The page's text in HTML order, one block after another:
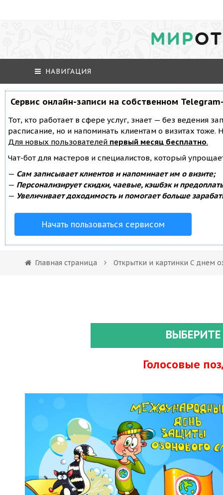
МИР
НАВИГАЦИЯ
Сервис онлайн-записи на собственном
Тот, кто работает в сфере услуг, знает — без ведения
расписание, но и напоминать клиентам о визитах
Для новых пользователей первый месяц бесплатно.
Чат-бот для мастеров и специалистов, который
— Сам записывает клиентов и напоминает им о визите;
— Персонализирует скидки, чаевые, кэшбэк и
— Увеличивает доходимость и помогает больше
Начать пользоваться сервисом
Главная страница Открытки и картинки С днем
Голосовые